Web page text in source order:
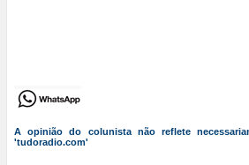
A opinião do colunista não reflete
'tudoradio.com'